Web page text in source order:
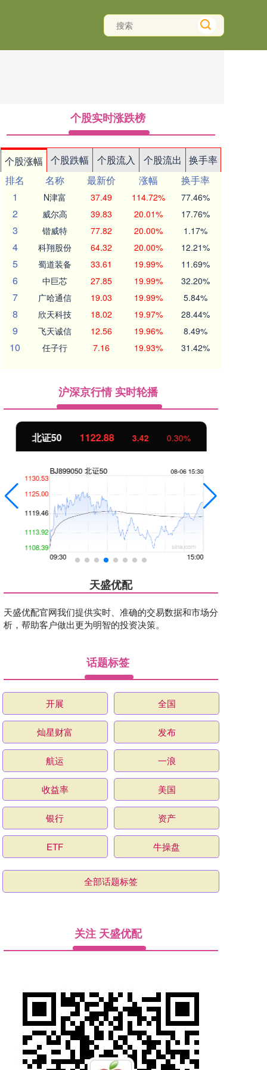
个股实时涨跌榜
个股涨幅 个股跌幅 个股流入 个股流出
换手率
排名
名称 最新价 涨幅
换手率
1
N津富 37.49 114.72% 77.46%
2 威尔高 39.83 20.01% 17.76%
3 锴威特 77.82 20.00% 1.17%
4 科翔股份 64.32 20.00% 12.21%
5 蜀道装备 33.61 19.99% 11.69%
6 中巨芯 27.85 19.99% 32.20%
7 广哈通信 19.03 19.99% 5.84%
8 欣天科技 18.02 19.97% 28.44%
9 飞天诚信 12.56 19.96% 8.49%
10 任子行 7.16 19.93% 31.42%
沪深京行情 实时轮播
北证50 1122.88 3.42 0.30%
天盛优配
天盛优配官网我们提供实时、准确的交易数据和市场分
析，帮助客户做出更为明智的投资决策。
话题标签
开展 全国
灿星财富 发布
航运 一浪
收益率 美国
银行 资产
ETF 牛操盘
全部话题标签
关注 天盛优配